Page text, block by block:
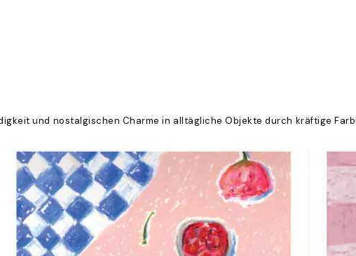
und nostalgischen Charme in alltägliche Objekte durch kräftige